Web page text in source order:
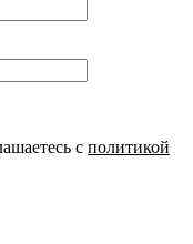
с политикой